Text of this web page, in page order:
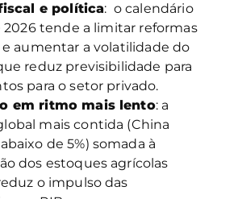
e política: o calendário
2026 tende a limitar reformas
aumentar a volatilidade do
reduz previsibilidade para
para o setor privado.
em ritmo mais lento: a
mais contida (China
de 5%) somada à
dos estoques agrícolas
o impulso das